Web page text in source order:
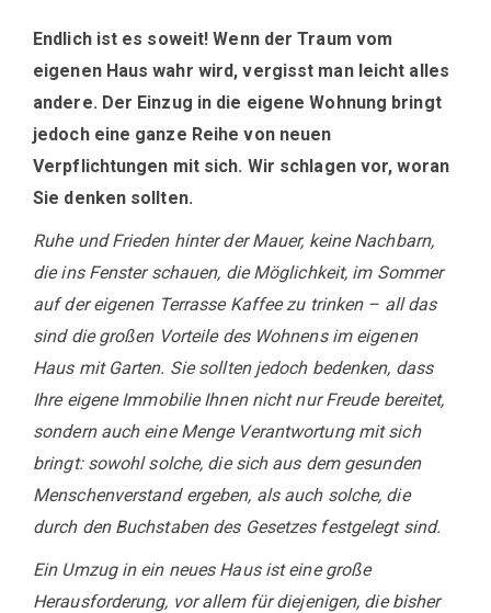
Endlich ist es soweit! Wenn der Traum vom
eigenen Haus wahr wird, vergisst man leicht alles
andere. Der Einzug in die eigene Wohnung bringt
jedoch eine ganze Reihe von neuen
Verpflichtungen mit sich. Wir schlagen vor, woran
Sie denken sollten.
Ruhe und Frieden hinter der Mauer, keine Nachbarn,
die ins Fenster schauen, die Möglichkeit, im Sommer
auf der eigenen Terrasse Kaffee zu trinken – all das
sind die großen Vorteile des Wohnens im eigenen
Haus mit Garten. Sie sollten jedoch bedenken, dass
Ihre eigene Immobilie Ihnen nicht nur Freude bereitet,
sondern auch eine Menge Verantwortung mit sich
bringt: sowohl solche, die sich aus dem gesunden
Menschenverstand ergeben, als auch solche, die
durch den Buchstaben des Gesetzes festgelegt sind.
Ein Umzug in ein neues Haus ist eine große
Herausforderung, vor allem für diejenigen, die bisher